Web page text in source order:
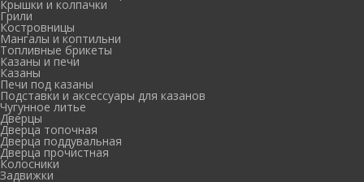
Крышки и колпачки
Грили
Костровницы
Мангалы и коптильни
Топливные брикеты
Казаны и печи
Казаны
Печи под казаны
Подставки и аксессуары для казанов
Чугунное литье
Дверцы
Дверца топочная
Дверца поддувальная
Дверца прочистная
Колосники
Задвижки